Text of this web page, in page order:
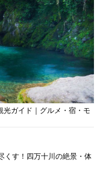
ガイド｜グルメ・宿・モ
くす！四万十川の絶景・体